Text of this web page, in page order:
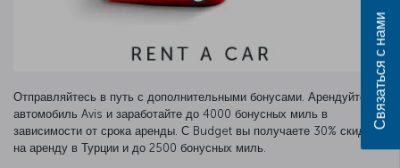
Отправляйтесь в путь с дополнительными бонусами. Арендуйте
автомобиль Avis и заработайте до 4000 бонусных миль в
зависимости от срока аренды. С Budget вы получаете 30% скидку
на аренду в Турции и до 2500 бонусных миль.
Связаться с нами